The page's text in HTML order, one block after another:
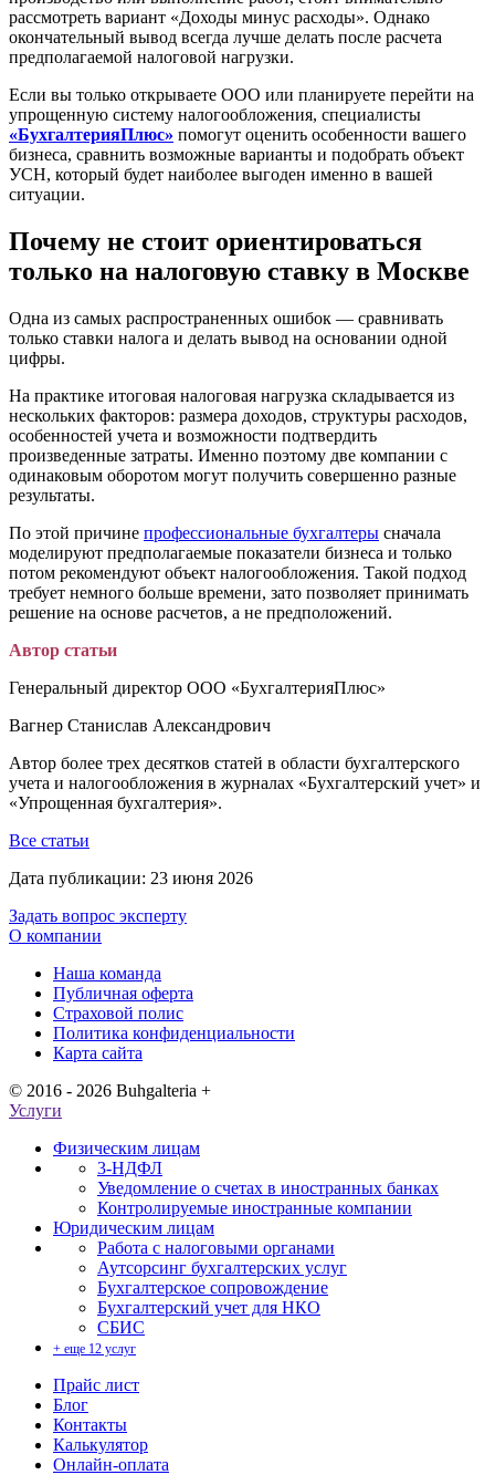
рассмотреть вариант «Доходы минус расходы». Однако
окончательный вывод всегда лучше делать после расчета
предполагаемой налоговой нагрузки.
Если вы только открываете ООО или планируете перейти на
упрощенную систему налогообложения, специалисты
«БухгалтерияПлюс» помогут оценить особенности вашего
бизнеса, сравнить возможные варианты и подобрать объект
УСН, который будет наиболее выгоден именно в вашей
ситуации.
Почему не стоит ориентироваться
только на налоговую ставку в Москве
Одна из самых распространенных ошибок — сравнивать
только ставки налога и делать вывод на основании одной
цифры.
На практике итоговая налоговая нагрузка складывается из
нескольких факторов: размера доходов, структуры расходов,
особенностей учета и возможности подтвердить
произведенные затраты. Именно поэтому две компании с
одинаковым оборотом могут получить совершенно разные
результаты.
По этой причине профессиональные бухгалтеры сначала
моделируют предполагаемые показатели бизнеса и только
потом рекомендуют объект налогообложения. Такой подход
требует немного больше времени, зато позволяет принимать
решение на основе расчетов, а не предположений.
Автор статьи
Генеральный директор ООО «БухгалтерияПлюс»
Вагнер Станислав Александрович
Автор более трех десятков статей в области бухгалтерского
учета и налогообложения в журналах «Бухгалтерский учет» и
«Упрощенная бухгалтерия».
Все статьи
Дата публикации: 23 июня 2026
Задать вопрос эксперту
О компании
Наша команда
Публичная оферта
Страховой полис
Политика конфиденциальности
Карта сайта
© 2016 - 2026 Buhgalteria +
Услуги
Физическим лицам
3-НДФЛ
Уведомление о счетах в иностранных банках
Контролируемые иностранные компании
Юридическим лицам
Работа с налоговыми органами
Аутсорсинг бухгалтерских услуг
Бухгалтерское сопровождение
Бухгалтерский учет для НКО
СБИС
+ еще 12 услуг
Прайс лист
Блог
Контакты
Калькулятор
Онлайн-оплата